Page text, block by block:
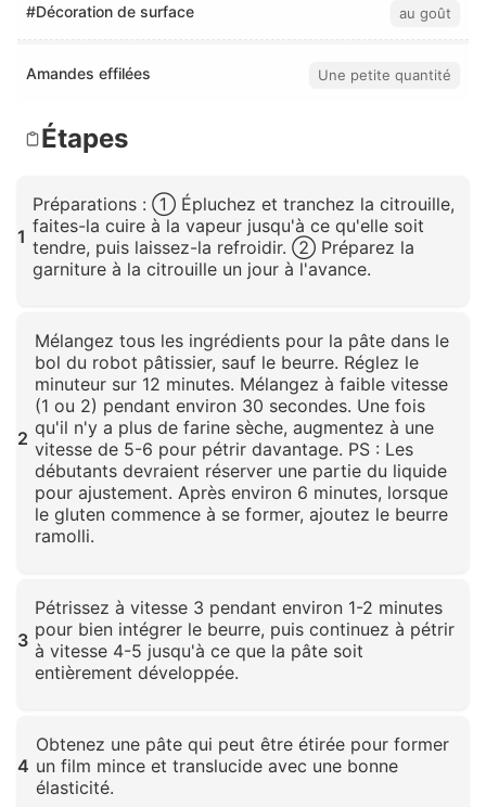
#Décoration de surface au goût
Amandes effilées Une petite quantité
Étapes
1
Préparations : ① Épluchez et tranchez la citrouille,
faites-la cuire à la vapeur jusqu'à ce qu'elle soit
tendre, puis laissez-la refroidir. ② Préparez la
garniture à la citrouille un jour à l'avance.
2
Mélangez tous les ingrédients pour la pâte dans le
bol du robot pâtissier, sauf le beurre. Réglez le
minuteur sur 12 minutes. Mélangez à faible vitesse
(1 ou 2) pendant environ 30 secondes. Une fois
qu'il n'y a plus de farine sèche, augmentez à une
vitesse de 5-6 pour pétrir davantage. PS : Les
débutants devraient réserver une partie du liquide
pour ajustement. Après environ 6 minutes, lorsque
le gluten commence à se former, ajoutez le beurre
ramolli.
3
Pétrissez à vitesse 3 pendant environ 1-2 minutes
pour bien intégrer le beurre, puis continuez à pétrir
à vitesse 4-5 jusqu'à ce que la pâte soit
entièrement développée.
4
Obtenez une pâte qui peut être étirée pour former
un film mince et translucide avec une bonne
élasticité.